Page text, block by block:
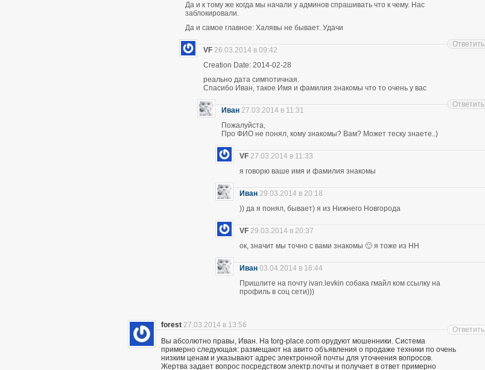
Да и к тому же когда мы начали у админов спрашивать что к чему. Нас
заблокировали.
Да и самое главное: Халявы не бывает. Удачи
VF 26.03.2014 в 09:42
Creation Date: 2014-02-28
реально дата симпотичная.
Спасибо Иван, такое Имя и фамилия знакомы что то очень у вас
Ответить
Иван 27.03.2014 в 11:31
Пожалуйста,
Про ФИО не понял, кому знакомы? Вам? Может теску знаете..)
Ответить
VF 27.03.2014 в 11:33
я говорю ваше имя и фамилия знакомы
Иван 29.03.2014 в 20:18
)) да я понял, бывает) я из Нижнего Новгорода
VF 29.03.2014 в 20:37
ок, значит мы точно с вами знакомы 🙂 я тоже из НН
Иван 03.04.2014 в 16:44
Пришлите на почту ivan.levkin собака гмайл ком ссылку на
профиль в соц сети)))
forest 27.03.2014 в 13:56
Вы абсолютно правы, Иван. На torg-place.com орудуют мошенники. Система
примерно следующая: размещают на авито объявления о продаже техники по очень
низким ценам и указывают адрес электронной почты для уточнения вопросов.
Жертва задает вопрос посредством электр.почты и получает в ответ примерно
Ответить